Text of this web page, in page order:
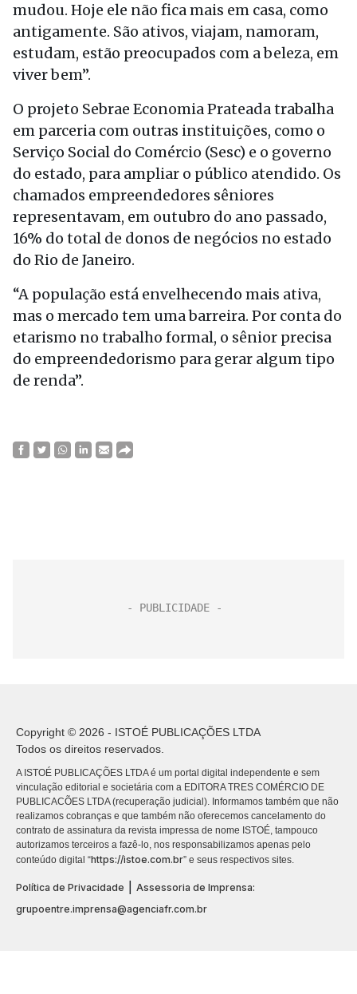
mudou. Hoje ele não fica mais em casa, como
antigamente. São ativos, viajam, namoram,
estudam, estão preocupados com a beleza, em
viver bem”.
O projeto Sebrae Economia Prateada trabalha
em parceria com outras instituições, como o
Serviço Social do Comércio (Sesc) e o governo
do estado, para ampliar o público atendido. Os
chamados empreendedores sêniores
representavam, em outubro do ano passado,
16% do total de donos de negócios no estado
do Rio de Janeiro.
“A população está envelhecendo mais ativa,
mas o mercado tem uma barreira. Por conta do
etarismo no trabalho formal, o sênior precisa
do empreendedorismo para gerar algum tipo
de renda”.
Copyright © 2026 - ISTOÉ PUBLICAÇÕES LTDA
Todos os direitos reservados.
A ISTOÉ PUBLICAÇÕES LTDA é um portal digital independente e sem
vinculação editorial e societária com a EDITORA TRES COMÉRCIO DE
PUBLICACÕES LTDA (recuperação judicial). Informamos também que não
realizamos cobranças e que também não oferecemos cancelamento do
contrato de assinatura da revista impressa de nome ISTOÉ, tampouco
autorizamos terceiros a fazê-lo, nos responsabilizamos apenas pelo
conteúdo digital “https://istoe.com.br” e seus respectivos sites.
Política de Privacidade
Assessoria de Imprensa:
grupoentre.imprensa@agenciafr.com.br